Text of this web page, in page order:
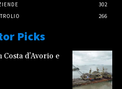
302
266
Picks
d’Avorio e